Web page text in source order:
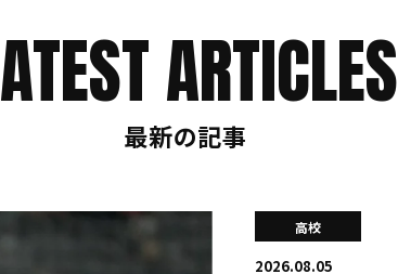
LATEST ARTICLES
最新の記事
高校
2026.08.05